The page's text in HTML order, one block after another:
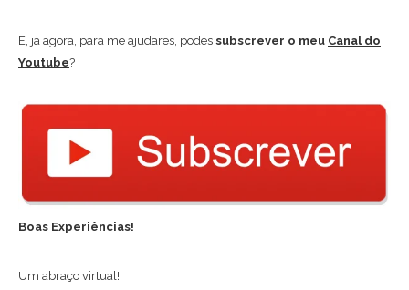
E, já agora, para me ajudares, podes subscrever o meu Canal do
Youtube?
Boas Experiências!
Um abraço virtual!